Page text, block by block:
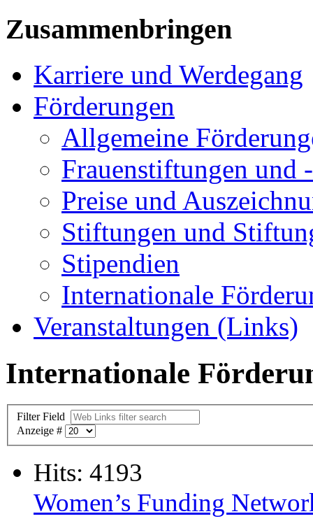
Zusammenbringen
Karriere und Werdegang
Förderungen
Allgemeine
Frauenstiftungen und
Preise und
Stiftungen und
Stipendien
Internationale
Veranstaltungen (Links)
Internationale
Filter Field
Anzeige #
Hits: 4193
Women’s Funding